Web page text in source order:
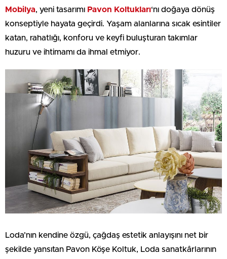
Mobilya, yeni tasarımı Pavon Koltukları‘nı doğaya dönüş
konseptiyle hayata geçirdi. Yaşam alanlarına sıcak esintiler
katan, rahatlığı, konforu ve keyfi buluşturan takımlar
huzuru ve ihtimamı da ihmal etmiyor.
Loda’nın kendine özgü, çağdaş estetik anlayışını net bir
şekilde yansıtan Pavon Köşe Koltuk, Loda sanatkârlarının